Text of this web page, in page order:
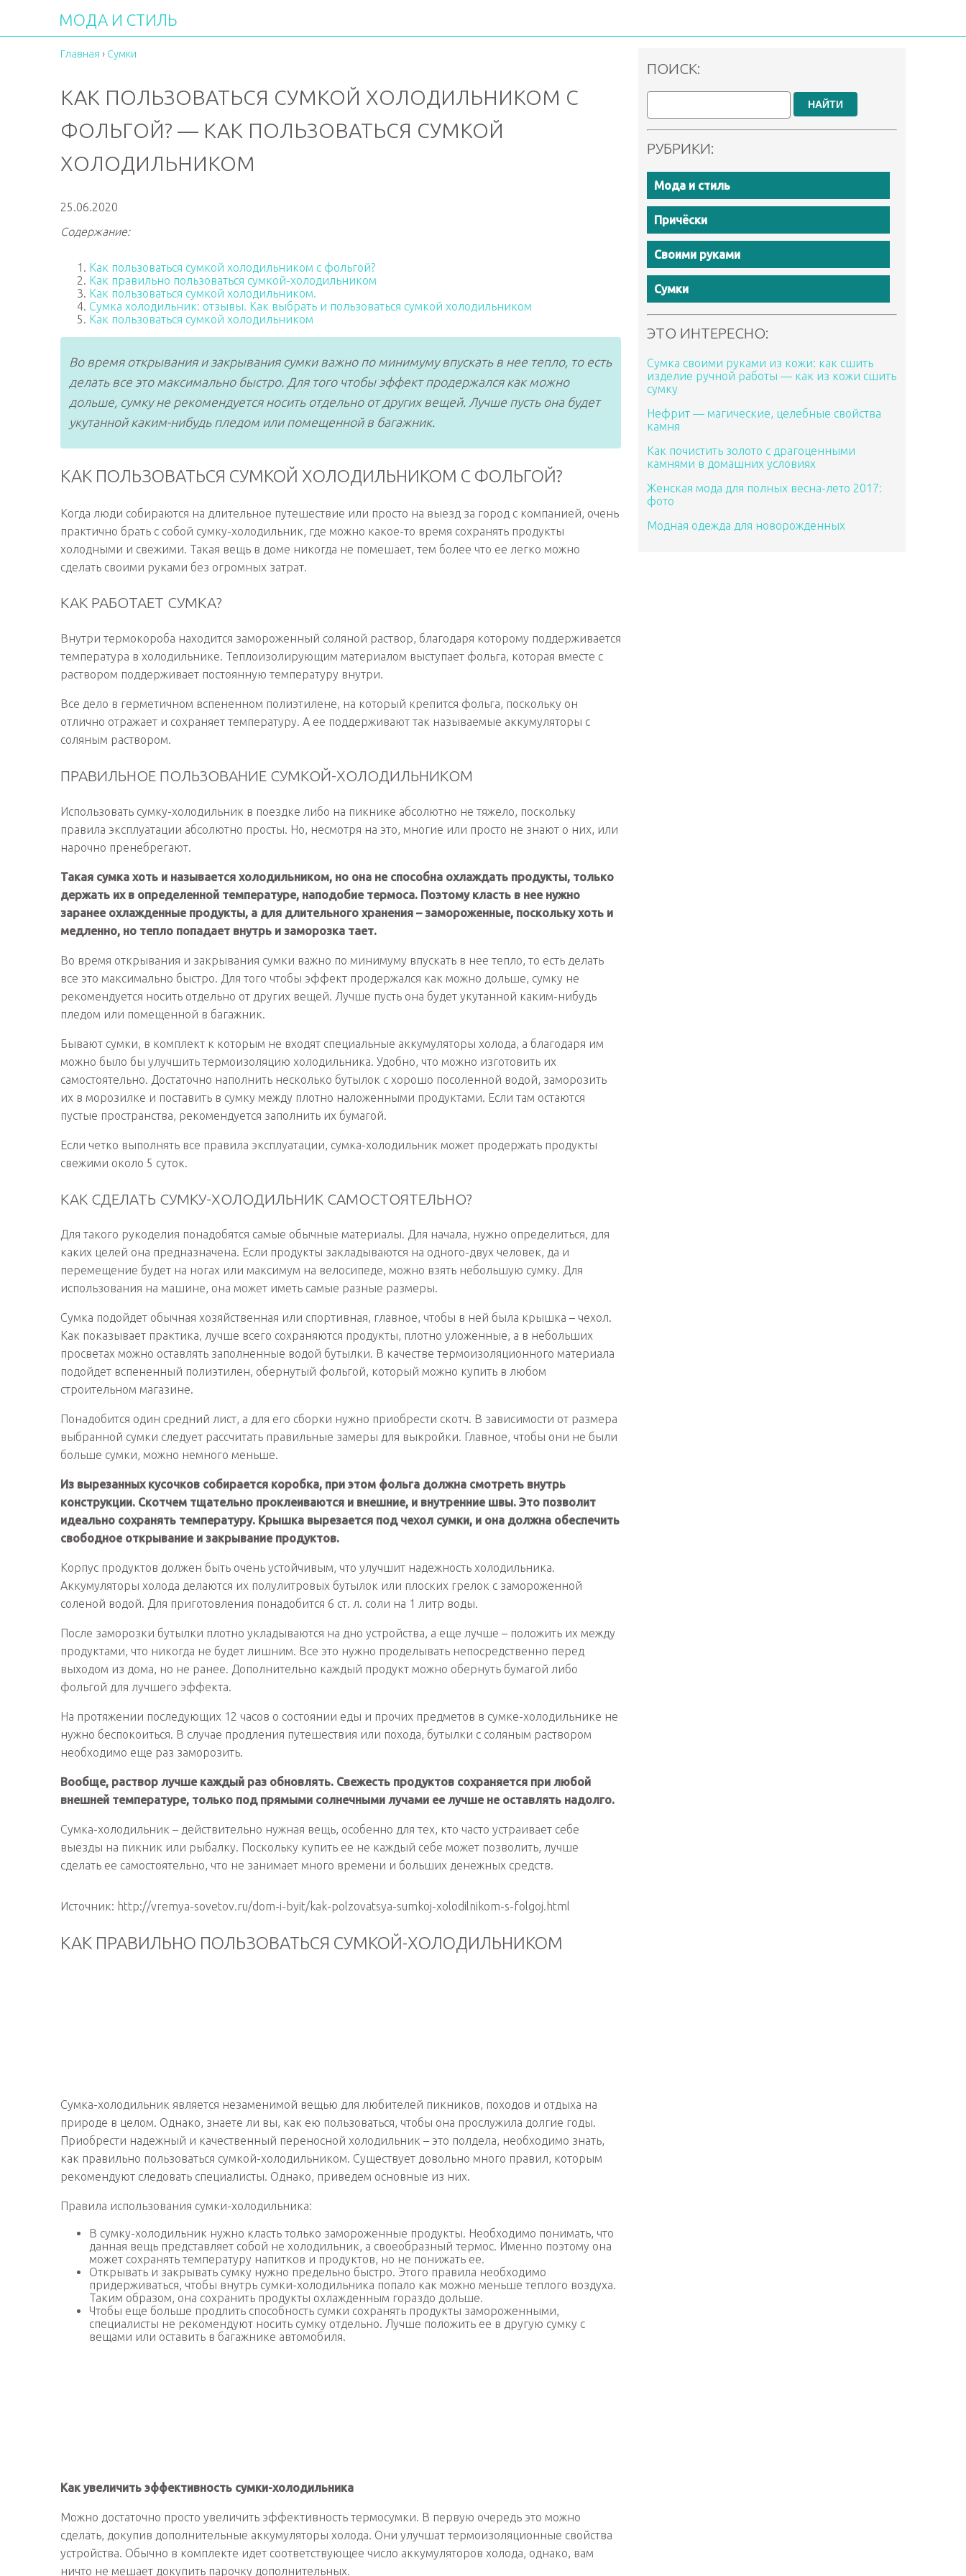
МОДА И СТИЛЬ
Главная › Сумки
КАК ПОЛЬЗОВАТЬСЯ СУМКОЙ ХОЛОДИЛЬНИКОМ С
ФОЛЬГОЙ? — КАК ПОЛЬЗОВАТЬСЯ СУМКОЙ
ХОЛОДИЛЬНИКОМ
25.06.2020
Содержание:
Как пользоваться сумкой холодильником с фольгой?
Как правильно пользоваться сумкой-холодильником
Как пользоваться сумкой холодильником.
Сумка холодильник: отзывы. Как выбрать и пользоваться сумкой холодильником
Как пользоваться сумкой холодильником
Во время открывания и закрывания сумки важно по минимуму впускать в нее тепло, то есть
делать все это максимально быстро. Для того чтобы эффект продержался как можно
дольше, сумку не рекомендуется носить отдельно от других вещей. Лучше пусть она будет
укутанной каким-нибудь пледом или помещенной в багажник.
КАК ПОЛЬЗОВАТЬСЯ СУМКОЙ ХОЛОДИЛЬНИКОМ С ФОЛЬГОЙ?
Когда люди собираются на длительное путешествие или просто на выезд за город с компанией, очень
практично брать с собой сумку-холодильник, где можно какое-то время сохранять продукты
холодными и свежими. Такая вещь в доме никогда не помешает, тем более что ее легко можно
сделать своими руками без огромных затрат.
КАК РАБОТАЕТ СУМКА?
Внутри термокороба находится замороженный соляной раствор, благодаря которому поддерживается
температура в холодильнике. Теплоизолирующим материалом выступает фольга, которая вместе с
раствором поддерживает постоянную температуру внутри.
Все дело в герметичном вспененном полиэтилене, на который крепится фольга, поскольку он
отлично отражает и сохраняет температуру. А ее поддерживают так называемые аккумуляторы с
соляным раствором.
ПРАВИЛЬНОЕ ПОЛЬЗОВАНИЕ СУМКОЙ-ХОЛОДИЛЬНИКОМ
Использовать сумку-холодильник в поездке либо на пикнике абсолютно не тяжело, поскольку
правила эксплуатации абсолютно просты. Но, несмотря на это, многие или просто не знают о них, или
нарочно пренебрегают.
Такая сумка хоть и называется холодильником, но она не способна охлаждать продукты, только
держать их в определенной температуре, наподобие термоса. Поэтому класть в нее нужно
заранее охлажденные продукты, а для длительного хранения – замороженные, поскольку хоть и
медленно, но тепло попадает внутрь и заморозка тает.
Во время открывания и закрывания сумки важно по минимуму впускать в нее тепло, то есть делать
все это максимально быстро. Для того чтобы эффект продержался как можно дольше, сумку не
рекомендуется носить отдельно от других вещей. Лучше пусть она будет укутанной каким-нибудь
пледом или помещенной в багажник.
Бывают сумки, в комплект к которым не входят специальные аккумуляторы холода, а благодаря им
можно было бы улучшить термоизоляцию холодильника. Удобно, что можно изготовить их
самостоятельно. Достаточно наполнить несколько бутылок с хорошо посоленной водой, заморозить
их в морозилке и поставить в сумку между плотно наложенными продуктами. Если там остаются
пустые пространства, рекомендуется заполнить их бумагой.
Если четко выполнять все правила эксплуатации, сумка-холодильник может продержать продукты
свежими около 5 суток.
КАК СДЕЛАТЬ СУМКУ-ХОЛОДИЛЬНИК САМОСТОЯТЕЛЬНО?
Для такого рукоделия понадобятся самые обычные материалы. Для начала, нужно определиться, для
каких целей она предназначена. Если продукты закладываются на одного-двух человек, да и
перемещение будет на ногах или максимум на велосипеде, можно взять небольшую сумку. Для
использования на машине, она может иметь самые разные размеры.
Сумка подойдет обычная хозяйственная или спортивная, главное, чтобы в ней была крышка – чехол.
Как показывает практика, лучше всего сохраняются продукты, плотно уложенные, а в небольших
просветах можно оставлять заполненные водой бутылки. В качестве термоизоляционного материала
подойдет вспененный полиэтилен, обернутый фольгой, который можно купить в любом
строительном магазине.
Понадобится один средний лист, а для его сборки нужно приобрести скотч. В зависимости от размера
выбранной сумки следует рассчитать правильные замеры для выкройки. Главное, чтобы они не были
больше сумки, можно немного меньше.
Из вырезанных кусочков собирается коробка, при этом фольга должна смотреть внутрь
конструкции. Скотчем тщательно проклеиваются и внешние, и внутренние швы. Это позволит
идеально сохранять температуру. Крышка вырезается под чехол сумки, и она должна обеспечить
свободное открывание и закрывание продуктов.
Корпус продуктов должен быть очень устойчивым, что улучшит надежность холодильника.
Аккумуляторы холода делаются их полулитровых бутылок или плоских грелок с замороженной
соленой водой. Для приготовления понадобится 6 ст. л. соли на 1 литр воды.
После заморозки бутылки плотно укладываются на дно устройства, а еще лучше – положить их между
продуктами, что никогда не будет лишним. Все это нужно проделывать непосредственно перед
выходом из дома, но не ранее. Дополнительно каждый продукт можно обернуть бумагой либо
фольгой для лучшего эффекта.
На протяжении последующих 12 часов о состоянии еды и прочих предметов в сумке-холодильнике не
нужно беспокоиться. В случае продления путешествия или похода, бутылки с соляным раствором
необходимо еще раз заморозить.
Вообще, раствор лучше каждый раз обновлять. Свежесть продуктов сохраняется при любой
внешней температуре, только под прямыми солнечными лучами ее лучше не оставлять надолго.
Сумка-холодильник – действительно нужная вещь, особенно для тех, кто часто устраивает себе
выезды на пикник или рыбалку. Поскольку купить ее не каждый себе может позволить, лучше
сделать ее самостоятельно, что не занимает много времени и больших денежных средств.
Источник: http://vremya-sovetov.ru/dom-i-byit/kak-polzovatsya-sumkoj-xolodilnikom-s-folgoj.html
КАК ПРАВИЛЬНО ПОЛЬЗОВАТЬСЯ СУМКОЙ-ХОЛОДИЛЬНИКОМ
Сумка-холодильник является незаменимой вещью для любителей пикников, походов и отдыха на
природе в целом. Однако, знаете ли вы, как ею пользоваться, чтобы она прослужила долгие годы.
Приобрести надежный и качественный переносной холодильник – это полдела, необходимо знать,
как правильно пользоваться сумкой-холодильником. Существует довольно много правил, которым
рекомендуют следовать специалисты. Однако, приведем основные из них.
Правила использования сумки-холодильника:
В сумку-холодильник нужно класть только замороженные продукты. Необходимо понимать, что
данная вещь представляет собой не холодильник, а своеобразный термос. Именно поэтому она
может сохранять температуру напитков и продуктов, но не понижать ее.
Открывать и закрывать сумку нужно предельно быстро. Этого правила необходимо
придерживаться, чтобы внутрь сумки-холодильника попало как можно меньше теплого воздуха.
Таким образом, она сохранить продукты охлажденным гораздо дольше.
Чтобы еще больше продлить способность сумки сохранять продукты замороженными,
специалисты не рекомендуют носить сумку отдельно. Лучше положить ее в другую сумку с
вещами или оставить в багажнике автомобиля.
Как увеличить эффективность сумки-холодильника
Можно достаточно просто увеличить эффективность термосумки. В первую очередь это можно
сделать, докупив дополнительные аккумуляторы холода. Они улучшат термоизоляционные свойства
устройства. Обычно в комплекте идет соответствующее число аккумуляторов холода, однако, вам
ничто не мешает докупить парочку дополнительных.
ПОИСК:
НАЙТИ
РУБРИКИ:
Мода и стиль
Причёски
Своими руками
Сумки
ЭТО ИНТЕРЕСНО:
Сумка своими руками из кожи: как сшить
изделие ручной работы — как из кожи сшить
сумку
Нефрит — магические, целебные свойства
камня
Как почистить золото с драгоценными
камнями в домашних условиях
Женская мода для полных весна-лето 2017:
фото
Модная одежда для новорожденных